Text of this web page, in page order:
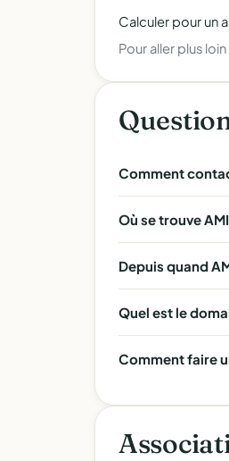
Calculer pour un
Pour aller plus loin
Comment
Où se trouve
Depuis quand
Quel est le
Comment faire